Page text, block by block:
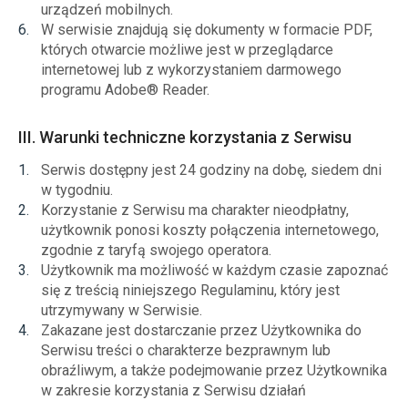
urządzeń mobilnych.
W serwisie znajdują się dokumenty w formacie PDF,
których otwarcie możliwe jest w przeglądarce
internetowej lub z wykorzystaniem darmowego
programu Adobe® Reader.
III. Warunki techniczne korzystania z Serwisu
Serwis dostępny jest 24 godziny na dobę, siedem dni
w tygodniu.
Korzystanie z Serwisu ma charakter nieodpłatny,
użytkownik ponosi koszty połączenia internetowego,
zgodnie z taryfą swojego operatora.
Użytkownik ma możliwość w każdym czasie zapoznać
się z treścią niniejszego Regulaminu, który jest
utrzymywany w Serwisie.
Zakazane jest dostarczanie przez Użytkownika do
Serwisu treści o charakterze bezprawnym lub
obraźliwym, a także podejmowanie przez Użytkownika
w zakresie korzystania z Serwisu działań